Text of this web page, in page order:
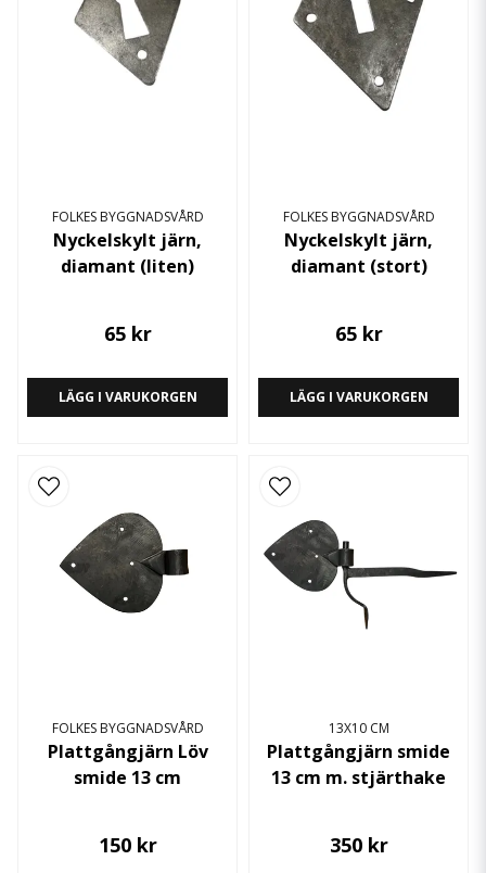
FOLKES BYGGNADSVÅRD
Nyckelskylt järn,
diamant (liten)
65 kr
LÄGG I VARUKORGEN
FOLKES BYGGNADSVÅRD
Nyckelskylt järn,
diamant (stort)
65 kr
LÄGG I VARUKORGEN
FOLKES BYGGNADSVÅRD
Plattgångjärn Löv
smide 13 cm
150 kr
13X10 CM
Plattgångjärn smide
13 cm m. stjärthake
350 kr